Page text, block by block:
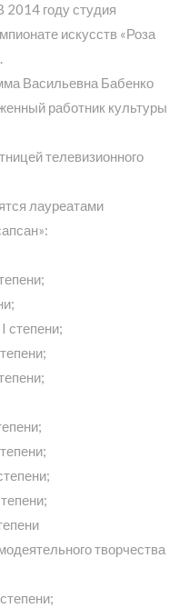
году студия
искусств «Роза
Васильевна Бабенко
работник культуры
телевизионного
лауреатами
степени;
творчества